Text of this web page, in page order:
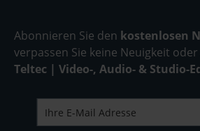
Abonnieren Sie den kostenlosen
verpassen Sie keine Neuigkeit
Teltec | Video-, Audio- & Studio-